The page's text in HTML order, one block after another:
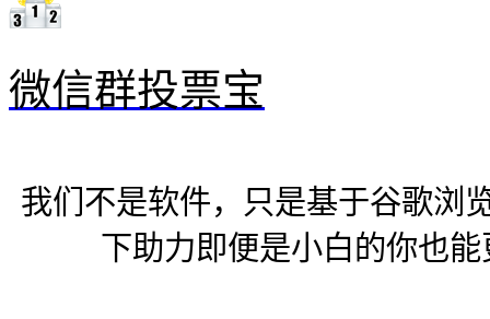
微信群投票宝
我们不是软件，只是基于谷歌浏
下助力即便是小白的你也